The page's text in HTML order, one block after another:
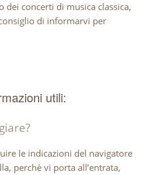
dei concerti di musica classica,
di informarvi per
utili:
le indicazioni del navigatore
perchè vi porta all’entrata,